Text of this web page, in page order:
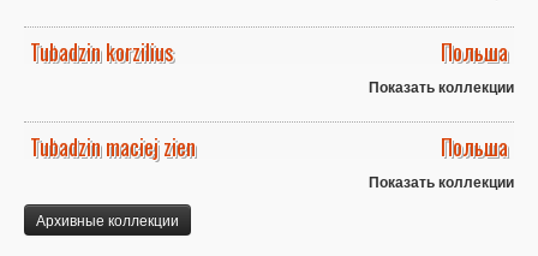
Tubadzin korzilius Польша
Показать коллекции
Tubadzin maciej zien Польша
Показать коллекции
Архивные коллекции